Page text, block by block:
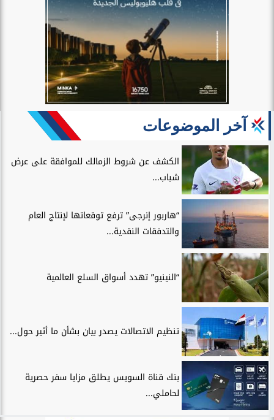
آخر الموضوعات
الكشف عن شروط الزمالك للموافقة على عرض
شباب...
“هاربور إنرجى” ترفع توقعاتها لإنتاج العام
والتدفقات النقدية...
“النينيو” تهدد أسواق السلع العالمية
تنظيم الاتصالات يصدر بيان بشأن ما أثير حول...
بنك قناة السويس يطلق مزايا سفر حصرية
لحاملي...